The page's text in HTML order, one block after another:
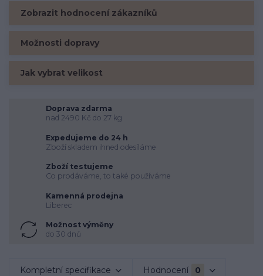
Zobrazit hodnocení zákazníků
Možnosti dopravy
Jak vybrat velikost
Doprava zdarma
nad 2490 Kč do 27 kg
Expedujeme do 24 h
Zboží skladem ihned odesíláme
Zboží testujeme
Co prodáváme, to také používáme
Kamenná prodejna
Liberec
Možnost výměny
do 30 dnů
Kompletní specifikace Hodnocení 0